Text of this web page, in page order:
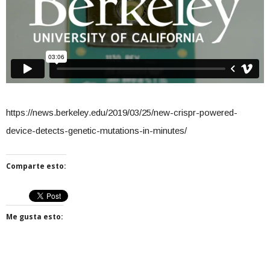
https://news.berkeley.edu/2019/03/25/new-crispr-powered-
device-detects-genetic-mutations-in-minutes/
Comparte esto:
Me gusta esto: